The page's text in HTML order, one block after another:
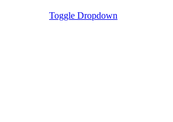
Toggle Dropdown